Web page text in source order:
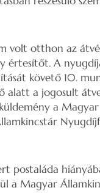
volt otthon az
értesítőt. A
követő 10.
alatt a jogosult
a
postaláda
a Magyar